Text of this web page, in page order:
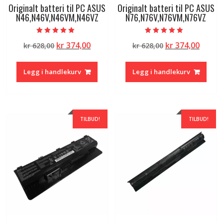
Originalt batteri til PC ASUS
N46,N46V,N46VM,N46VZ
5.00
av 5
kr628,00 Opprinnelig
var:
kr 628,00.
kr374,00Nåværende
kr 374,00.
Legg i handlekurv
Originalt batteri til PC ASUS
N76,N76V,N76VM,N76VZ
5.00
av 5
kr628,00 Opprinnelig
var:
kr 628,00.
kr374,00
kr
Legg i handlekurv
TILBUD! TILBUD!